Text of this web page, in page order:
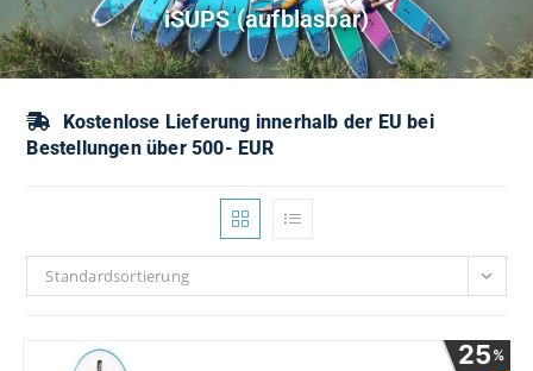
iSUPS (aufblasbar)
Kostenlose Lieferung innerhalb der EU bei
Bestellungen über 500- EUR
Standardsortierung
25%